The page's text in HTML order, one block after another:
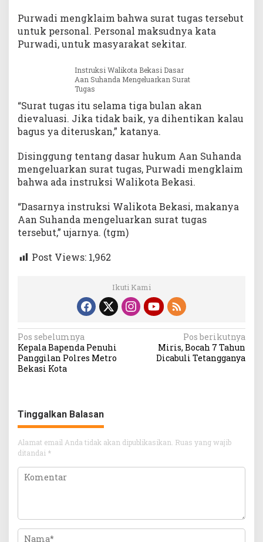
Purwadi mengklaim bahwa surat tugas tersebut
untuk personal. Personal maksudnya kata
Purwadi, untuk masyarakat sekitar.
Instruksi Walikota Bekasi Dasar
Aan Suhanda Mengeluarkan Surat
Tugas
“Surat tugas itu selama tiga bulan akan
dievaluasi. Jika tidak baik, ya dihentikan kalau
bagus ya diteruskan,” katanya.
Disinggung tentang dasar hukum Aan Suhanda
mengeluarkan surat tugas, Purwadi mengklaim
bahwa ada instruksi Walikota Bekasi.
“Dasarnya instruksi Walikota Bekasi, makanya
Aan Suhanda mengeluarkan surat tugas
tersebut,” ujarnya. (tgm)
Post Views: 1,962
Ikuti Kami
Navigasi
pos
Pos sebelumnya
Kepala Bapenda Penuhi
Panggilan Polres Metro
Bekasi Kota
Pos berikutnya
Miris, Bocah 7 Tahun
Dicabuli Tetangganya
Tinggalkan Balasan
Alamat email Anda tidak akan dipublikasikan. Ruas yang wajib
ditandai *